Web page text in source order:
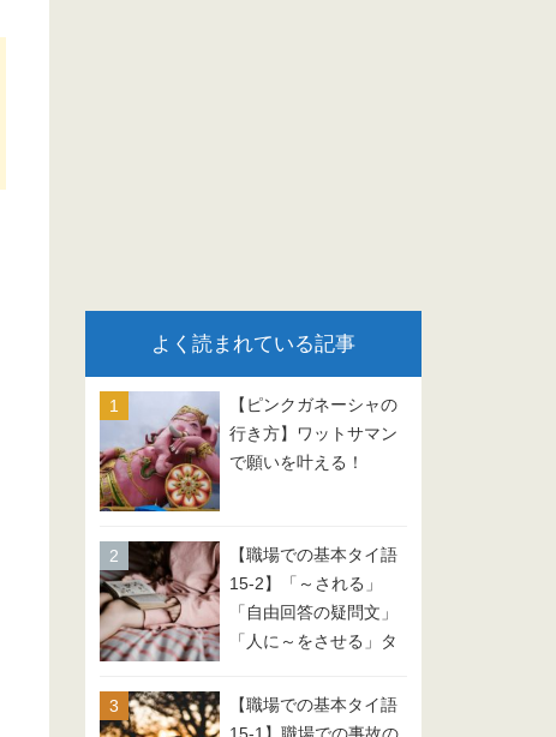
よく読まれている記事
【ピンクガネーシャの
行き方】ワットサマン
で願いを叶える！
【職場での基本タイ語
15-2】「～される」
「自由回答の疑問文」
「人に～をさせる」タ
【職場での基本タイ語